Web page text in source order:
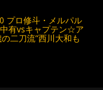
ロ修斗・メルパル
有vsキャプテン☆ア
二刀流”西川大和も